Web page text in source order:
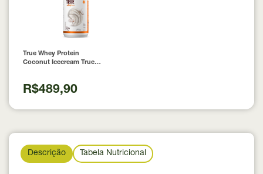
True Whey Protein
Coconut Icecream True
R$489,90
Descrição Tabela Nutricional